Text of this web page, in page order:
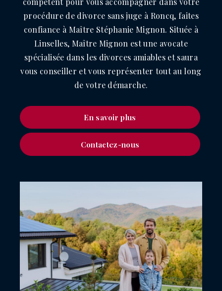
procédure de divorce sans juge à Roncq, faites
confiance à Maître Stéphanie Mignon. Située à
Linselles, Maître Mignon est une avocate
spécialisée dans les divorces amiables et saura
vous conseiller et vous représenter tout au long
de votre démarche.
En savoir plus
Contactez-nous